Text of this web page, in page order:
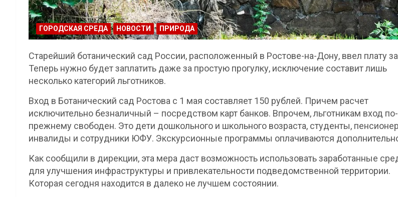
ГОРОДСКАЯ СРЕДА НОВОСТИ ПРИРОДА
Старейший ботанический сад России, расположенный в Ростове-на-Дону, ввел плату
Теперь нужно будет заплатить даже за простую прогулку, исключение составит лишь
несколько категорий льготников.
Вход в Ботанический сад Ростова с 1 мая составляет 150 рублей. Причем расчет
исключительно безналичный – посредством карт банков. Впрочем, льготникам вход по-
прежнему свободен. Это дети дошкольного и школьного возраста, студенты,
инвалиды и сотрудники ЮФУ. Экскурсионные программы оплачиваются
Как сообщили в дирекции, эта мера даст возможность использовать заработанные
для улучшения инфраструктуры и привлекательности подведомственной территории.
Которая сегодня находится в далеко не лучшем состоянии.